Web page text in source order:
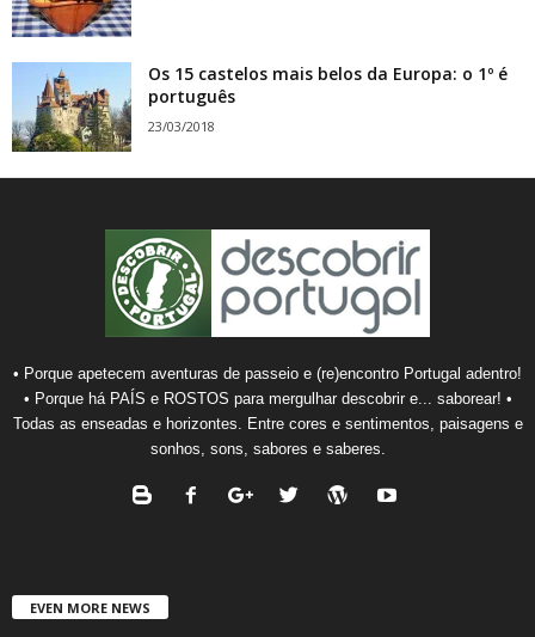
Os 15 castelos mais belos da Europa: o 1º é
português
23/03/2018
• Porque apetecem aventuras de passeio e (re)encontro Portugal adentro!
• Porque há PAÍS e ROSTOS para mergulhar descobrir e... saborear! •
Todas as enseadas e horizontes. Entre cores e sentimentos, paisagens e
sonhos, sons, sabores e saberes.
EVEN MORE NEWS